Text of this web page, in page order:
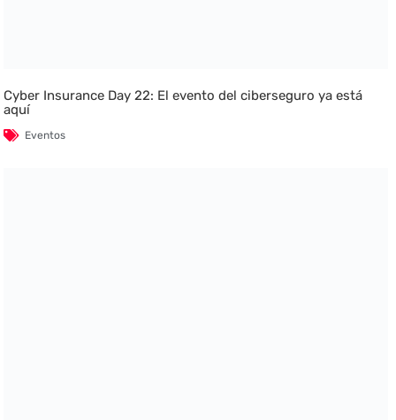
Cyber Insurance Day 22: El evento del ciberseguro ya está
aquí
Eventos